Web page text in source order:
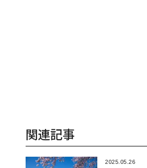
関連記事
2025.05.26